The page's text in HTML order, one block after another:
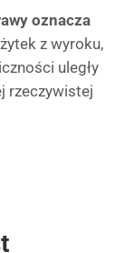
oznacza
z wyroku,
uległy
rzeczywistej